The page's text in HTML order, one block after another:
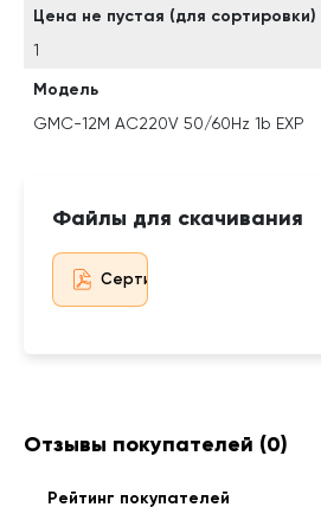
Цена не пустая (для сортировки)
1
Модель
GMC-12M AC220V 50/60Hz 1b EXP
Файлы для скачивания
Сертификат дистрибьютора
Отзывы покупателей (0)
Рейтинг покупателей